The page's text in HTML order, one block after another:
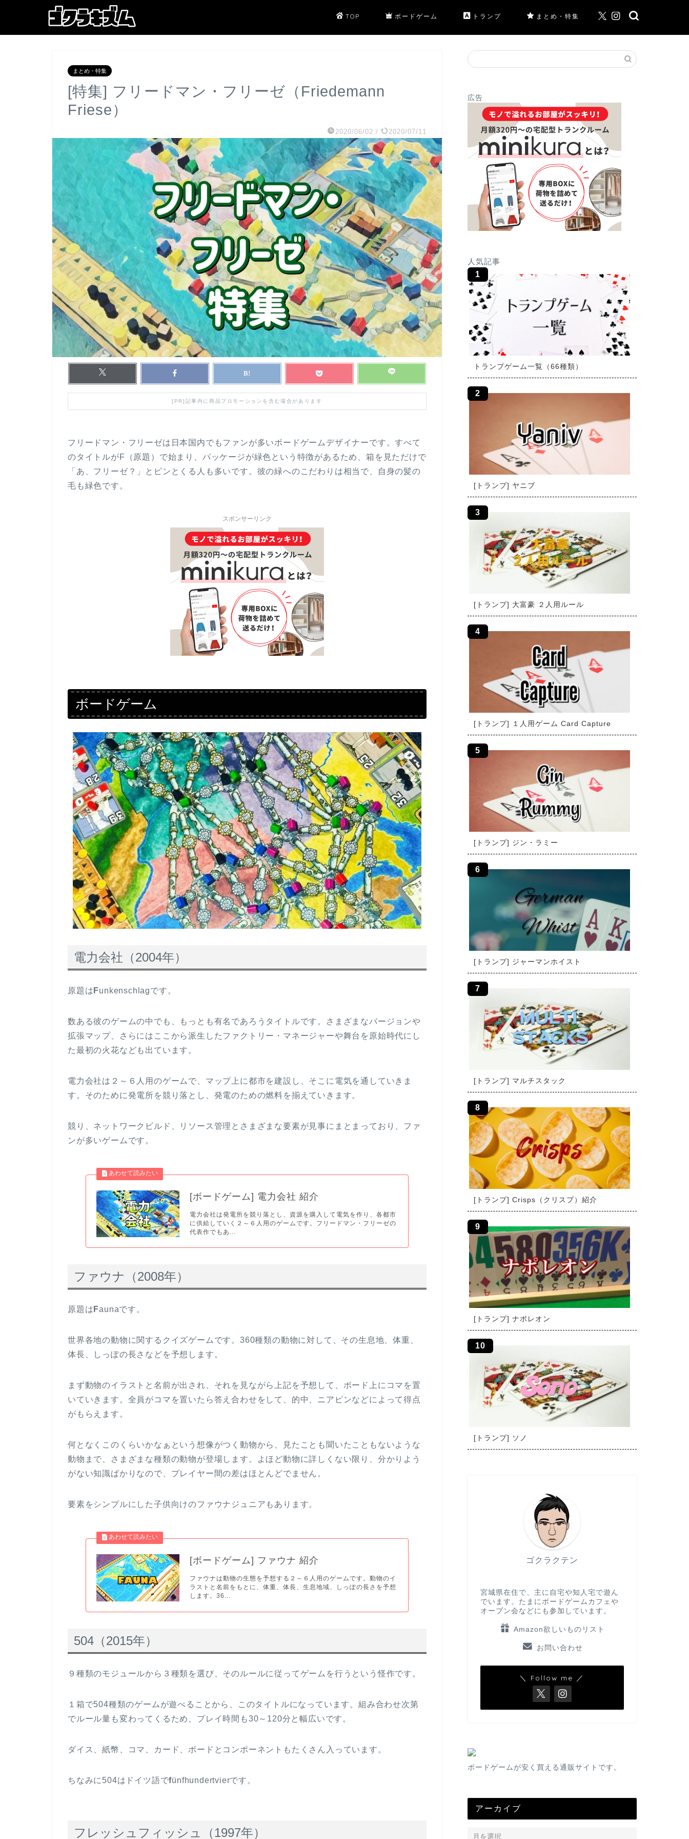
TOP ボードゲーム トランプ まとめ・特集
まとめ・特集
[特集] フリードマン・フリーゼ（Friedemann
Friese）
2020/06/02 / 2020/07/11
[PR]記事内に商品プロモーションを含む場合があります
フリードマン・フリーゼは日本国内でもファンが多いボードゲームデザイナーです。すべて
のタイトルがF（原題）で始まり、パッケージが緑色という特徴があるため、箱を見ただけで
「あ、フリーゼ？」とピンとくる人も多いです。彼の緑へのこだわりは相当で、自身の髪の
毛も緑色です。
スポンサーリンク
ボードゲーム
電力会社（2004年）
原題は Funkenschlagです。
数ある彼のゲームの中でも、もっとも有名であろうタイトルです。さまざまなバージョンや
拡張マップ、さらにはここから派生したファクトリー・マネージャーや舞台を原始時代にし
た最初の火花なども出ています。
電力会社は２～６人用のゲームで、マップ上に都市を建設し、そこに電気を通していきま
す。そのために発電所を競り落とし、発電のための燃料を揃えていきます。
競り、ネットワークビルド、リソース管理とさまざまな要素が見事にまとまっており、ファ
ンが多いゲームです。
[ボードゲーム] 電力会社 紹介
電力会社は発電所を競り落とし、資源を購入して電気を作り、各都市
に供給していく２～６人用のゲームです。フリードマン・フリーゼの
代表作でもあ...
ファウナ（2008年）
原題は Faunaです。
世界各地の動物に関するクイズゲームです。360種類の動物に対して、その生息地、体重、
体長、しっぽの長さなどを予想します。
まず動物のイラストと名前が出され、それを見ながら上記を予想して、ボード上にコマを置
いていきます。全員がコマを置いたら答え合わせをして、的中、ニアピンなどによって得点
がもらえます。
何となくこのくらいかなぁという想像がつく動物から、見たことも聞いたこともないような
動物まで、さまざまな種類の動物が登場します。よほど動物に詳しくない限り、分かりよう
がない知識ばかりなので、プレイヤー間の差はほとんどでません。
要素をシンプルにした子供向けのファウナジュニアもあります。
[ボードゲーム] ファウナ 紹介
ファウナは動物の生態を予想する２～６人用のゲームです。動物のイ
ラストと名前をもとに、体重、体長、生息地域、しっぽの長さを予想
します。36...
504（2015年）
９種類のモジュールから３種類を選び、そのルールに従ってゲームを行うという怪作です。
１箱で504種類のゲームが遊べることから、このタイトルになっています。組み合わせ次第
でルール量も変わってくるため、プレイ時間も30～120分と幅広いです。
ダイス、紙幣、コマ、カード、ボードとコンポーネントもたくさん入っています。
ちなみに504はドイツ語でfünf­hundert­vierです。
フレッシュフィッシュ（1997年）
広告
人気記事
トランプゲーム一覧（66種類）
[トランプ] ヤニブ
[トランプ] 大富豪 ２人用ルール
[トランプ] １人用ゲーム Card Capture
[トランプ] ジン・ラミー
[トランプ] ジャーマンホイスト
[トランプ] マルチスタック
[トランプ] Crisps（クリスプ）紹介
[トランプ] ナポレオン
[トランプ] ソノ
ゴクラクテン
宮城県在住で、主に自宅や知人宅で遊ん
でいます。たまにボードゲームカフェや
オープン会などにも参加しています。
Amazon欲しいものリスト
お問い合わせ
＼ Follow me ／
ボードゲームが安く買える通販サイトです。
アーカイブ